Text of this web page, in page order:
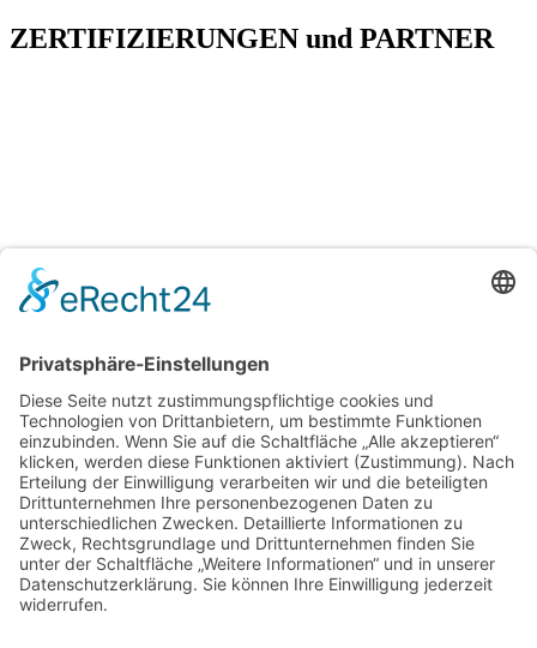
ZERTIFIZIERUNGEN und PARTNER
Hechler & Twachtmann Immobilien GmbH
Geschäftsführer: Tobias Gazzo
Blockener Str. 4
28816 Stuhr
Schwachhauser Heerstr. 18
28209 Bremen
Kontakt
Impressum
AGB
Kundenbewertungen und Erfahrungen zu
Hechler & Twachtmann Immobilien GmbH